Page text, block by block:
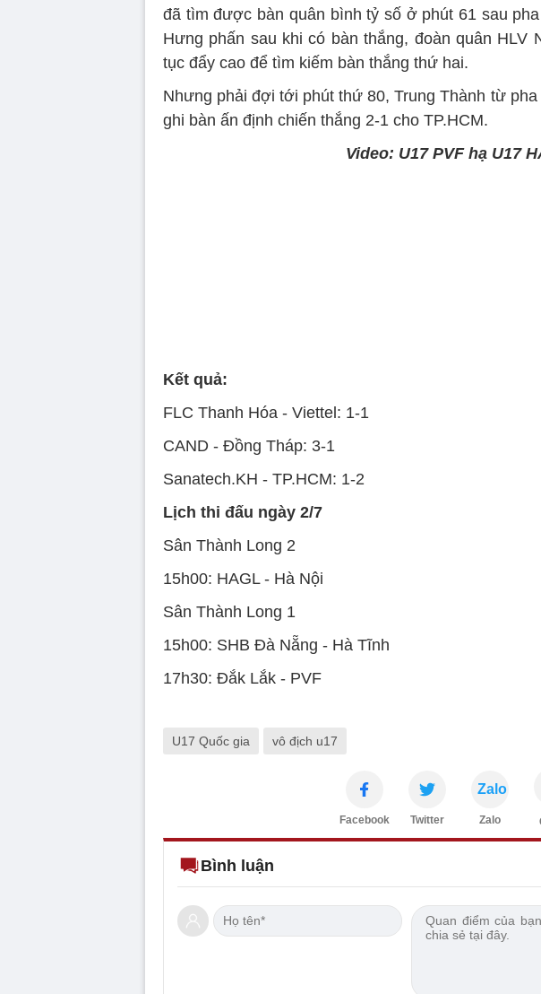
đã tìm được bàn quân bình tỷ số ở phút 61 sau
Hưng phấn sau khi có bàn thắng, đoàn quân HLV
tục đẩy cao để tìm kiếm bàn thắng thứ hai.
Nhưng phải đợi tới phút thứ 80, Trung Thành từ
ghi bàn ấn định chiến thắng 2-1 cho TP.HCM.
Video: U17 PVF hạ U17
Kết quả:
FLC Thanh Hóa - Viettel: 1-1
CAND - Đồng Tháp: 3-1
Sanatech.KH - TP.HCM: 1-2
Lịch thi đấu ngày 2/7
Sân Thành Long 2
15h00: HAGL - Hà Nội
Sân Thành Long 1
15h00: SHB Đà Nẵng - Hà Tĩnh
17h30: Đắk Lắk - PVF
U17 Quốc gia vô địch u17
Facebook Twitter
Zalo
Zalo
Bình luận